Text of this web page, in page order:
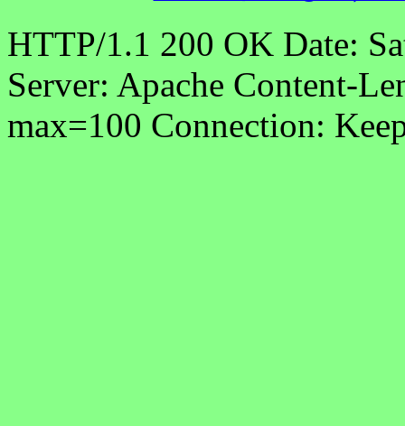
HTTP/1.1 200 OK Date:
Server: Apache Content-
max=100 Connection: